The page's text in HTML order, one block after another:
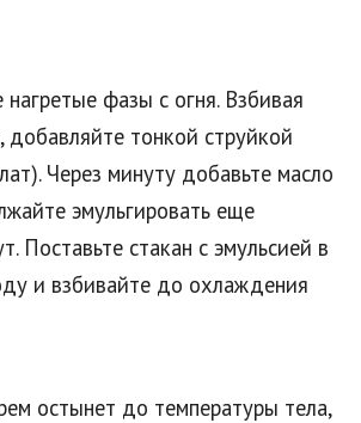
фазы с огня. Взбивая
добавляйте тонкой струйкой
Через минуту добавьте масло
эмульгировать еще
Поставьте стакан с эмульсией в
и взбивайте до охлаждения
остынет до температуры тела,